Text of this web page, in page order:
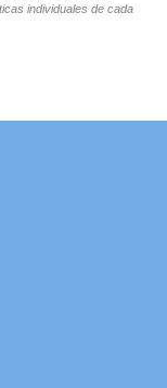
individuales de cada